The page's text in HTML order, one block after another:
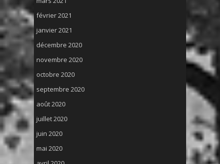
février 2021
janvier 2021
décembre 2020
novembre 2020
octobre 2020
septembre 2020
août 2020
juillet 2020
juin 2020
mai 2020